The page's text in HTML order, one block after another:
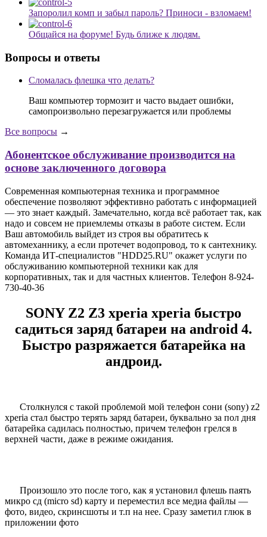
Запоролил комп и забыл пароль? Приноси - взломаем!
Общайся на форуме! Будь ближе к людям.
Вопросы и ответы
Сломалась флешка что делать?
Ваш компьютер тормозит и часто выдает ошибки,
самопроизвольно перезагружается или проблемы
Все вопросы →
Абонентское обслуживание производится на
основе заключенного договора
Современная компьютерная техника и программное
обеспечение позволяют эффективно работать с информацией
— это знает каждый. Замечательно, когда всё работает так, как
надо и совсем не приемлемы отказы в работе систем. Если
Ваш автомобиль выйдет из строя вы обратитесь к
автомеханнику, а если протечет водопровод, то к сантехнику.
Команда ИТ-специалистов "HDD25.RU" окажет услуги по
обслуживанию компьютерной техники как для
корпоративных, так и для частных клиентов. Телефон 8-924-
730-40-36
SONY Z2 Z3 xperia xperia быстро
садиться заряд батареи на android 4.
Быстро разряжается батарейка на
андроид.
Столкнулся с такой проблемой мой телефон сони (sony) z2
xperia стал быстро терять заряд батареи, буквально за пол дня
батарейка садилась полностью, причем телефон грелся в
верхней части, даже в режиме ожидания.
Произошло это после того, как я установил флешь паять
микро сд (micro sd) карту и переместил все медиа файлы —
фото, видео, скринсшоты и т.п на нее. Сразу заметил глюк в
приложении фото